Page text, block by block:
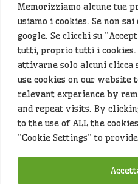
Memorizziamo alcune tue
usiamo i cookies. Se non
google. Se clicchi su
tutti, proprio tutti i cookies.
attivarne solo alcuni clicca
use cookies on our website
relevant experience by
and repeat visits. By
to the use of ALL the
"Cookie Settings" to
Siamo attenti a non
d’immagine. Se un
richiederne la rimozione
messaggio).
Alcuni articoli sono generati
l'intelligenza artificiale
provenienti da fonti
locale. Prima della
controllato dalla redazione.
Hey che fine fanno i miei